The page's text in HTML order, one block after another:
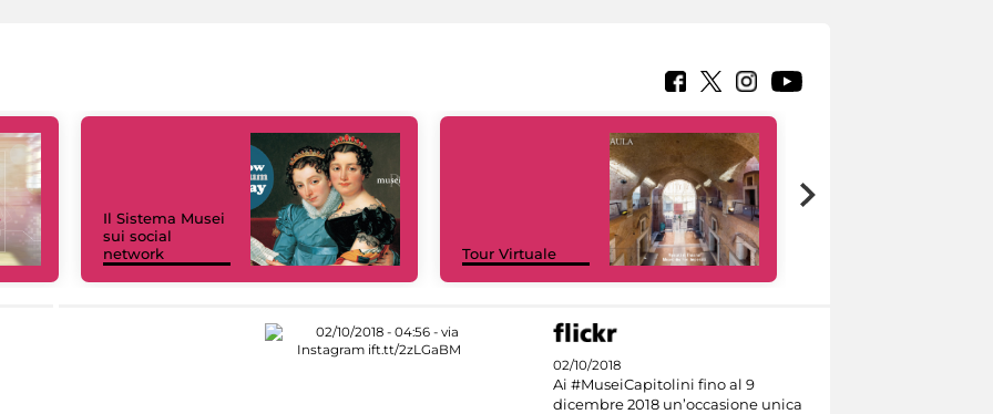
Il Sistema Musei
sui social
network
Tour Virtuale
02/10/2018
Ai #MuseiCapitolini fino al 9
dicembre 2018 un’occasione unica